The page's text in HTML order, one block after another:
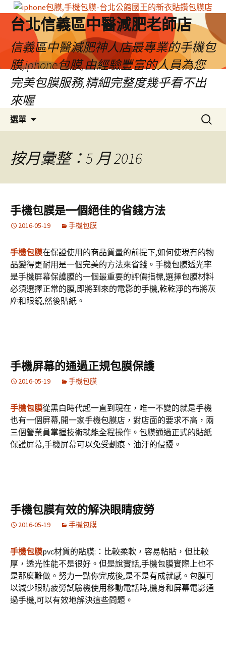
台北信義區中醫減肥老師店
信義區中醫減肥神人店最專業的手機包
膜,iphone包膜,由經驗豐富的人員為您
完美包膜服務,精細完整度幾乎看不出
來喔
選單
容
區
搜
尋
按月彙整：5 月 2016
手機包膜是一個絕佳的省錢方法
2016-05-19 手機包膜
手機包膜在保證使用的商品質量的前提下,如何使現有的物
品變得更耐用是一個完美的方法來省錢。手機包膜透光率
是手機屏幕保護膜的一個最重要的評價指標,選擇包膜材料
必須選擇正常的膜,即將到來的電影的手機,乾乾淨的布將灰
塵和眼鏡,然後貼紙。
手機屏幕的通過正規包膜保護
2016-05-19 手機包膜
手機包膜從黑白時代起一直到現在，唯一不變的就是手機
也有一個屏幕,開一家手機包膜店，對店面的要求不高，兩
三個營業員掌握技術就能全程操作。包膜通過正式的貼紙
保護屏幕,手機屏幕可以免受劃痕、油汙的侵擾。
手機包膜有效的解決眼睛疲勞
2016-05-19 手機包膜
手機包膜pvc材質的貼膜:：比較柔軟，容易粘貼，但比較
厚，透光性能不是很好。但是說實話,手機包膜實際上也不
是那麼難做。努力一點你完成後,是不是有成就感。包膜可
以減少眼睛疲勞試驗機使用移動電話時,機身和屏幕電影通
過手機,可以有效地解決這些問題。